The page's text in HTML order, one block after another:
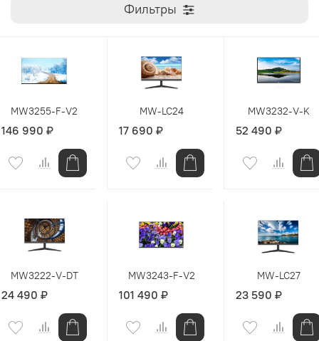
Фильтры
MW3255-F-V2
146 990 ₽
MW-LC24
17 690 ₽
MW3232-V-K
52 490 ₽
MW3222-V-DT
24 490 ₽
MW3243-F-V2
101 490 ₽
MW-LC27
23 590 ₽